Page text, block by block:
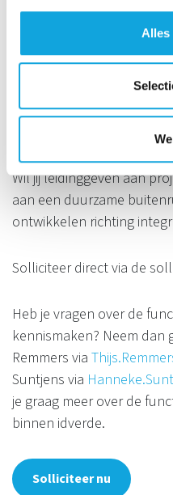
Alles
onderhoudsprojecten in
overheden, bedrijven en
opdrachtgevers. Samen
slimmer en
Wil jij leidinggeven aan
aan een duurzame
ontwikkelen richting
Solliciteer direct via de
Heb je vragen over de
kennismaken? Neem
Remmers via
Suntjens via
je graag meer over de
binnen idverde.
Solliciteer nu